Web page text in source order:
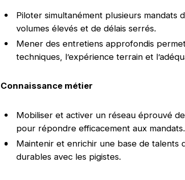
Piloter simultanément plusieurs
volumes élevés et de délais serrés.
Mener des entretiens approfondis
techniques, l’expérience terrain et
Connaissance métier
Mobiliser et activer un réseau éprouvé
pour répondre efficacement aux mandats.
Maintenir et enrichir une base de talents
durables avec les pigistes.